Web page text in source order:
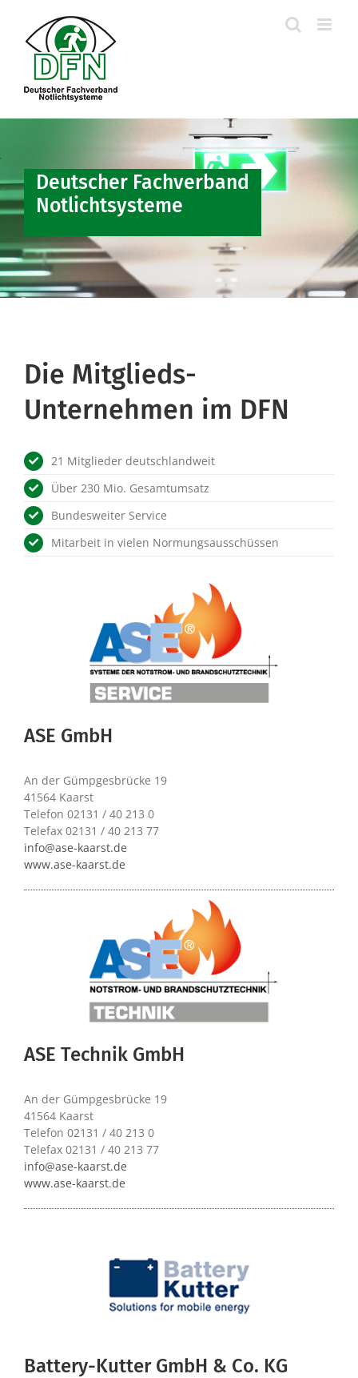
content
Deutscher Fachverband
Notlichtsysteme
Die Mitglieds-
Unternehmen im DFN
21 Mitglieder deutschlandweit
Über 230 Mio. Gesamtumsatz
Bundesweiter Service
Mitarbeit in vielen Normungsausschüssen
ASE GmbH
An der Gümpgesbrücke 19
41564 Kaarst
Telefon 02131 / 40 213 0
Telefax 02131 / 40 213 77
info@ase-kaarst.de
www.ase-kaarst.de
ASE Technik GmbH
An der Gümpgesbrücke 19
41564 Kaarst
Telefon 02131 / 40 213 0
Telefax 02131 / 40 213 77
info@ase-kaarst.de
www.ase-kaarst.de
Battery-Kutter GmbH & Co. KG